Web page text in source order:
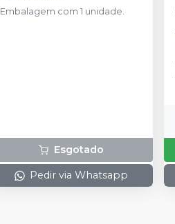
Embalagem com 1 unidade.
Esgotado
Pedir via Whatsapp